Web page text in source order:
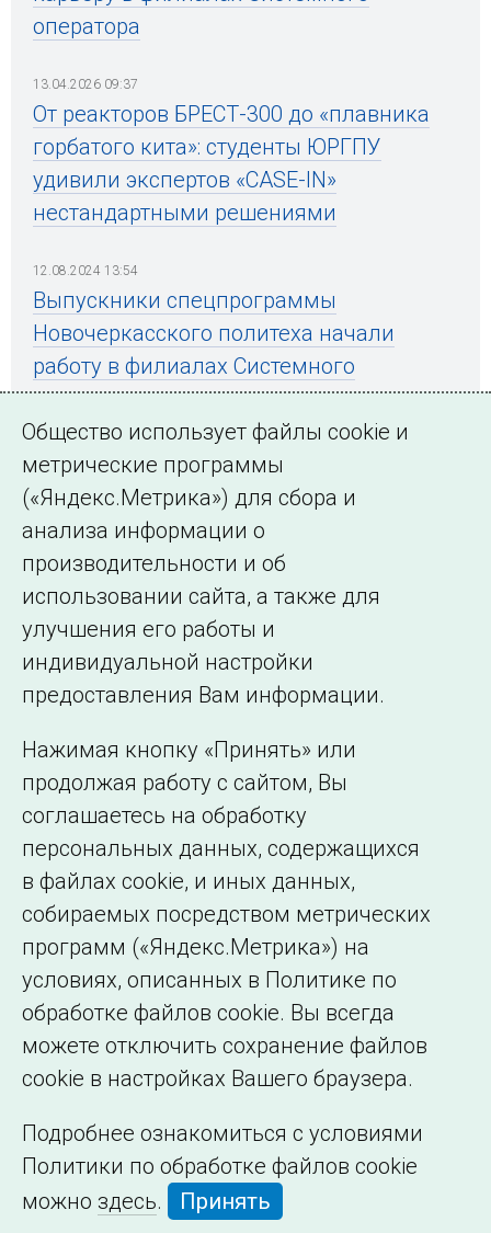
оператора
13.04.2026 09:37
От реакторов БРЕСТ-300 до «плавника
горбатого кита»: студенты ЮРГПУ
удивили экспертов «CASE-IN»
нестандартными решениями
12.08.2024 13:54
Выпускники спецпрограммы
Новочеркасского политеха начали
работу в филиалах Системного
оператора
← Все публикации
Подписаться на новости
©2005–2026 АО «СО ЕЭС»
Филиалы и
представительства
Сведения об
образовательной
организации
Общество использует файлы cookie и
метрические программы
(«Яндекс.Метрика») для сбора и
анализа информации о
производительности и об
использовании сайта, а также для
улучшения его работы и
индивидуальной настройки
предоставления Вам информации.
Нажимая кнопку «Принять» или
продолжая работу с сайтом, Вы
соглашаетесь на обработку
персональных данных, содержащихся
в файлах cookie, и иных данных,
собираемых посредством метрических
программ («Яндекс.Метрика») на
условиях, описанных в Политике по
обработке файлов cookie. Вы всегда
можете отключить сохранение файлов
cookie в настройках Вашего браузера.
Подробнее ознакомиться с условиями
Политики по обработке файлов cookie
можно здесь. Принять